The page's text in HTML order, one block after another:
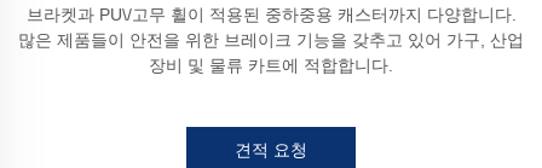
브라켓과 PU\/고무 휠이 적용된 중하중용 캐스터까지 다양합니다.
많은 제품들이 안전을 위한 브레이크 기능을 갖추고 있어 가구, 산업
장비 및 물류 카트에 적합합니다.
견적 요청